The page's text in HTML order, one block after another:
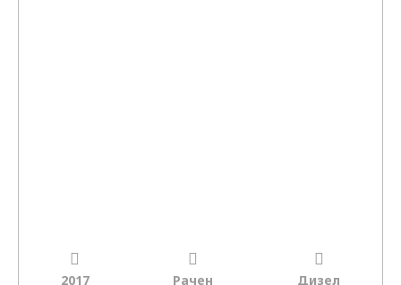
2017 Рачен Дизел